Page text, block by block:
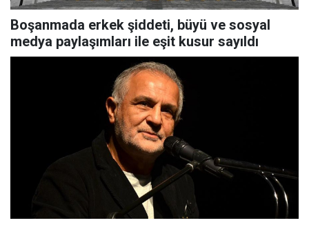
Boşanmada erkek şiddeti, büyü ve sosyal
medya paylaşımları ile eşit kusur sayıldı